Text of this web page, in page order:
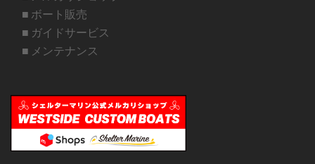
■ ボート販売
■ ガイドサービス
■ メンテナンス